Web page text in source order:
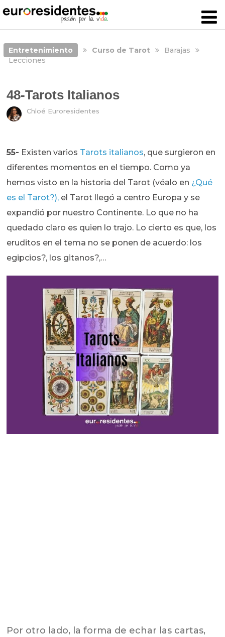
Entretenimiento Curso de Tarot
Barajas
Lecciones
48-Tarots Italianos
Chloé Euroresidentes
55- Existen varios Tarots italianos, que surgieron en
diferentes momentos en el tiempo. Como ya
hemos visto en la historia del Tarot (véalo en ¿Qué
es el Tarot?), el Tarot llegó a centro Europa y se
expandió por nuestro Continente. Lo que no ha
quedado claro es quien lo trajo. Lo cierto es que, los
eruditos en el tema no se ponen de acuerdo: los
egipcios?, los gitanos?,…
Por otro lado, la forma de echar las cartas,